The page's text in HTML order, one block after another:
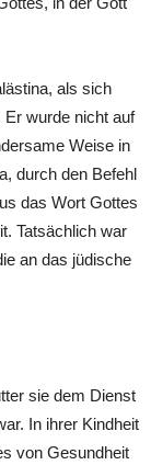
als sich
wurde nicht auf
Weise in
durch den Befehl
das Wort Gottes
Tatsächlich war
an das jüdische
sie dem Dienst
In ihrer Kindheit
von Gesundheit